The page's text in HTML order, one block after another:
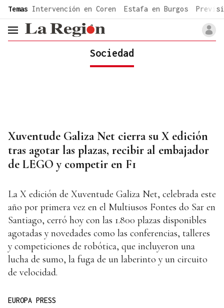
common.go-to-content
Temas Intervención en Coren Estafa en Burgos
header.menu.open
Sociedad
Xuventude Galiza Net cierra su X edición
tras agotar las plazas, recibir al embajador
de LEGO y competir en F1
La X edición de Xuventude Galiza Net, celebrada este
año por primera vez en el Multiusos Fontes do Sar en
Santiago, cerró hoy con las 1.800 plazas disponibles
agotadas y novedades como las conferencias, talleres
y competiciones de robótica, que incluyeron una
lucha de sumo, la fuga de un laberinto y un circuito
de velocidad.
EUROPA PRESS